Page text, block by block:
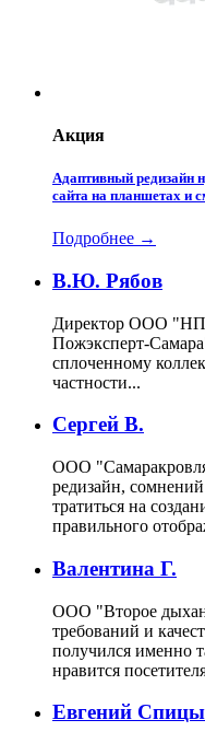
Акция
Адаптивный редизайн
сайта на планшетах и
Подробнее →
В.Ю. Рябов
Директор ООО
Пожэксперт-
сплоченному
частности...
Сергей В.
ООО
редизайн,
тратиться на
правильного
Валентина Г.
ООО "Второе
требований и
получился именно
нравится
Евгений